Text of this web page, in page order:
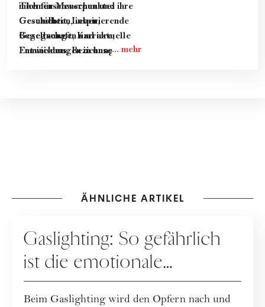
mich für Menschen und ihre
Geschichten, inspirierende
Begegnungen und aktuelle
Entwicklungen in unserer
Themenschwerpunkte:
Gesundheit, Leben,
Gesellschaft, Karriere,
Feminismus, Beziehung &
ÄHNLICHE ARTIKEL
Gaslighting: So gefährlich
ist die emotionale
Manipulation
Beim Gaslighting wird den Opfern nach und